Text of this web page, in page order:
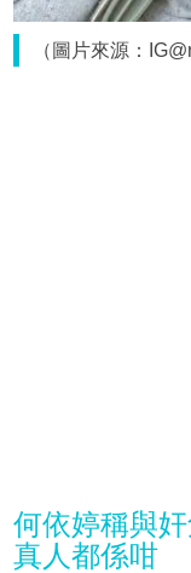
（圖片來源：
何依婷稱與
真人都係咁